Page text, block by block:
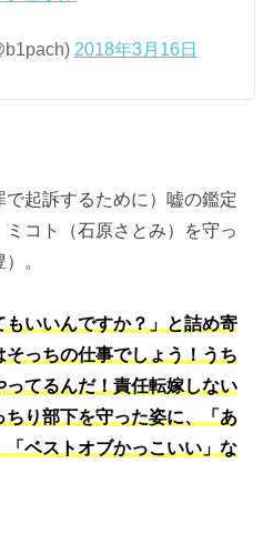
2018年3月16日
起訴するために）嘘の鑑定
コト（石原さとみ）を守っ
。
もいいんですか？」と詰め寄
っちの仕事でしょう！うち
てるんだ！責任転嫁しない
り部下を守った姿に、「あ
ベストオブかっこいい」な